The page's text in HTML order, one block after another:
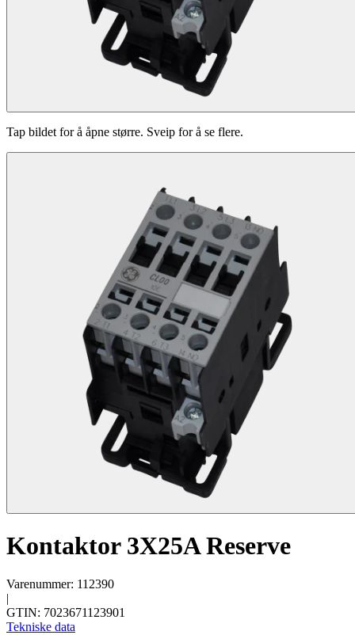
Tap bildet for å åpne større. Sveip for å se flere.
Kontaktor 3X25A Reserve
Varenummer: 112390
|
GTIN: 7023671123901
Tekniske data